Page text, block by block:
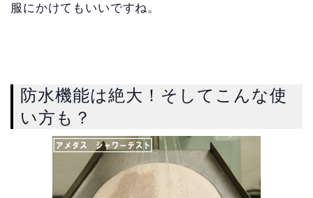
服にかけてもいいですね。
防水機能は絶大！そしてこんな使
い方も？